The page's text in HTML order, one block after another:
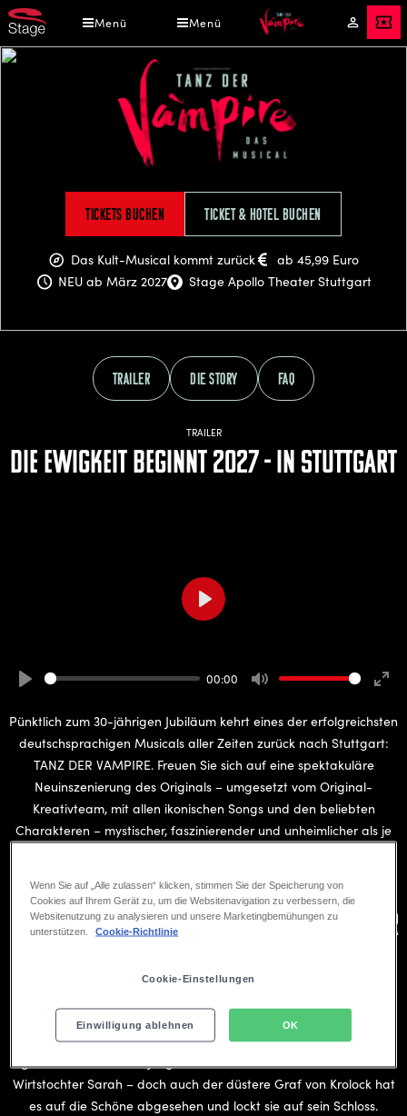
Direkt
zum
Inhalt
Menü Menü
Mein
Konto
Tickets
Tanz
der
Vampire
Tickets buchen Ticket & Hotel buchen
Das Kult-Musical kommt zurück
ab 45,99 Euro
NEU ab März 2027
Stage Apollo Theater Stuttgart
Trailer Die Story FAQ
TRAILER
Die Ewigkeit beginnt 2027 - in Stuttgart
00:00
Play
Pünktlich zum 30-jährigen Jubiläum kehrt eines der erfolgreichsten
deutschsprachigen Musicals aller Zeiten zurück nach Stuttgart:
TANZ DER VAMPIRE. Freuen Sie sich auf eine spektakuläre
Neuinszenierung des Originals – umgesetzt vom Original-
Kreativteam, mit allen ikonischen Songs und den beliebten
Charakteren – mystischer, faszinierender und unheimlicher als je
DIE STORY
Große Emotionen und schaurig-schöner
Humor
Auf der Suche nach Vampiren kommt der kauzige Forscher
Professor Abronsius mitten in Transsilvanien dem Ziel seiner Reise
gefährlich nahe. Sein junger Assistent Alfred verliebt sich in die
Wirtstochter Sarah – doch auch der düstere Graf von Krolock hat
es auf die Schöne abgesehen und lockt sie auf sein Schloss.
Wenn Sie auf „Alle zulassen“ klicken, stimmen Sie der Speicherung von
Cookies auf Ihrem Gerät zu, um die Websitenavigation zu verbessern, die
Websitenutzung zu analysieren und unsere Marketingbemühungen zu
unterstützen.
Cookie-Richtlinie
Cookie-Einstellungen
Einwilligung ablehnen OK